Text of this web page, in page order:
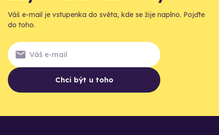
Váš e-mail je vstupenka do světa, kde se žije naplno. Pojďte
do toho.
Chci být u toho